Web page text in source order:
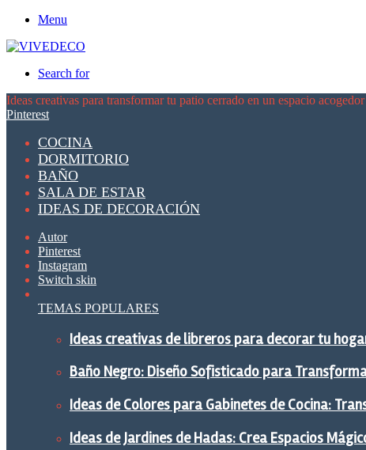
Menu
Search for
Ideas creativas para transformar tu patio cerrado en un espacio
Pinterest
COCINA
DORMITORIO
BAÑO
SALA DE ESTAR
IDEAS DE DECORACIÓN
Autor
Pinterest
Instagram
Switch skin
TEMAS POPULARES
Ideas creativas de libreros para decorar tu
Baño Negro: Diseño Sofisticado para
Ideas de Colores para Gabinetes de Cocina:
Ideas de Jardines de Hadas: Crea Espacios